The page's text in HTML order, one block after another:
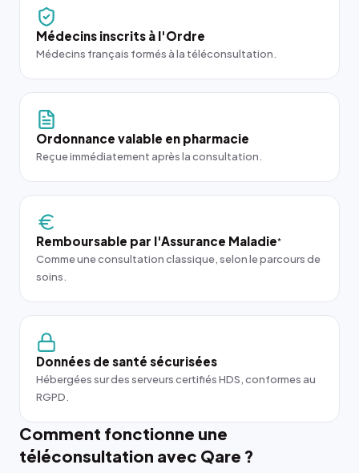
Médecins inscrits à l'Ordre
Médecins français formés à la téléconsultation.
Ordonnance valable en pharmacie
Reçue immédiatement après la consultation.
Remboursable par l'Assurance Maladie*
Comme une consultation classique, selon le parcours de
soins.
Données de santé sécurisées
Hébergées sur des serveurs certifiés HDS, conformes au
RGPD.
Comment fonctionne une
téléconsultation avec Qare ?